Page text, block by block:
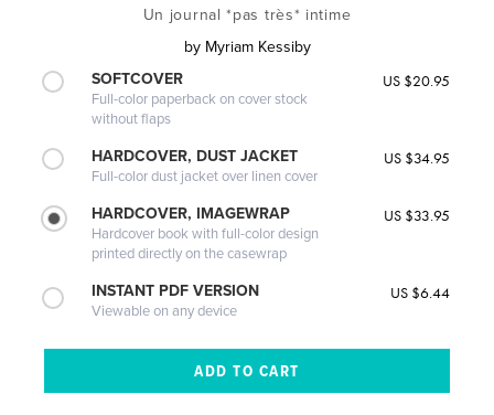
Un journal *pas très* intime
by Myriam Kessiby
SOFTCOVER
Full-color paperback on cover stock
without flaps
US $20.95
HARDCOVER, DUST JACKET
Full-color dust jacket over linen cover
US $34.95
HARDCOVER, IMAGEWRAP
Hardcover book with full-color design
printed directly on the casewrap
US $33.95
INSTANT PDF VERSION
Viewable on any device
US $6.44